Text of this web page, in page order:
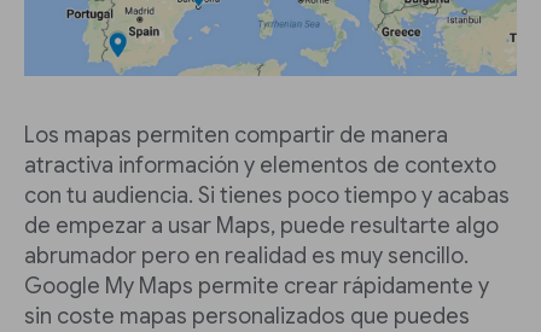
Los mapas permiten compartir de manera
atractiva información y elementos de contexto
con tu audiencia. Si tienes poco tiempo y acabas
de empezar a usar Maps, puede resultarte algo
abrumador pero en realidad es muy sencillo.
Google My Maps permite crear rápidamente y
sin coste mapas personalizados que puedes